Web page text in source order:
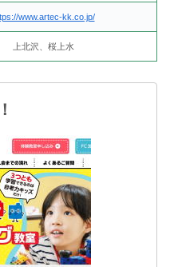
www.artec-kk.co.jp/
上北沢、桜上水